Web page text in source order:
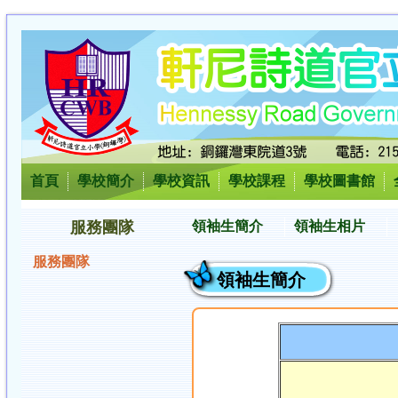
首頁 學校簡介 學校資訊 學校課程 學校圖書館
服務團隊
服務團隊
領袖生簡介 領袖生相片
領袖生簡介